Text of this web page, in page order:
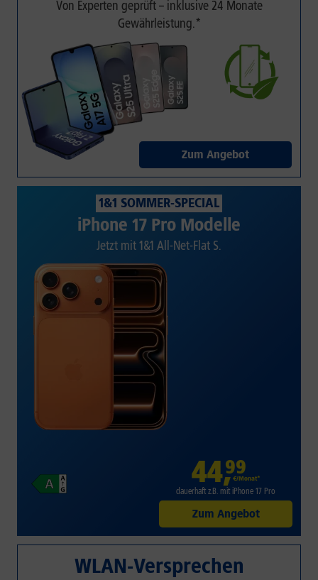
Von Experten geprüft – inklusive 24 Monate
Gewährleistung.*
Zum Angebot
1&1 SOMMER-SPECIAL
iPhone 17 Pro Modelle
Jetzt mit 1&1 All-Net-Flat S.
44,99
€/Monat*
dauerhaft z.B. mit iPhone 17 Pro
Zum Angebot
WLAN-Versprechen